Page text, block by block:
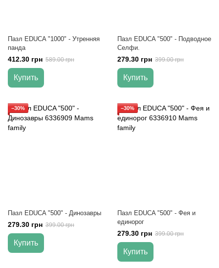
Пазл EDUCA "1000" - Утренняя
панда
412.30 грн 589.00 грн
Купить
Пазл EDUCA "500" - Подводное
Селфи.
279.30 грн 399.00 грн
Купить
−30%
Пазл EDUCA "500" - Динозавры
279.30 грн 399.00 грн
Купить
−30%
Пазл EDUCA "500" - Фея и
единорог
279.30 грн 399.00 грн
Купить